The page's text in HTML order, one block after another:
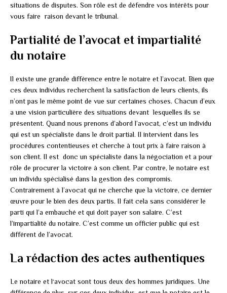
situations de disputes. Son rôle est de défendre vos intérêts pour
vous faire raison devant le tribunal.
Partialité de l’avocat et impartialité
du notaire
Il existe une grande différence entre le notaire et l’avocat. Bien que
ces deux individus recherchent la satisfaction de leurs clients, ils
n’ont pas le même point de vue sur certaines choses. Chacun d’eux
a une vision particulière des situations devant lesquelles ils se
présentent. Quand nous prenons d’abord l’avocat, c’est un individu
qui est un spécialiste dans le droit partial. Il intervient dans les
procédures contentieuses et cherche à tout prix à faire raison à
son client. Il est donc un spécialiste dans la négociation et a pour
rôle de procurer la victoire à son client. Par contre, le notaire est
un individu spécialisé dans la gestion des compromis.
Contrairement à l’avocat qui ne cherche que la victoire, ce dernier
œuvre pour le bien des deux partis. Il fait cela sans considérer le
parti qui l’a embauché et qui doit payer son salaire. C’est
l’impartialité du notaire. C’est comme un officier public qui est
différent de l’avocat.
La rédaction des actes authentiques
Le notaire et l‘avocat sont tous deux des hommes juridiques. Une